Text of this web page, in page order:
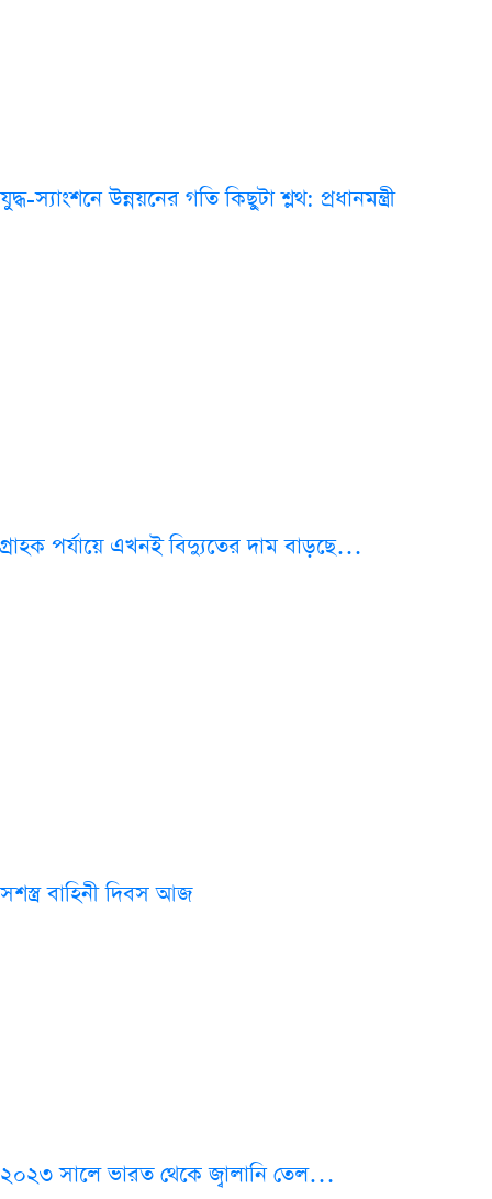
যুদ্ধ-স্যাংশনে উন্নয়নের গতি কিছুটা শ্লথ: প্রধানমন্ত্রী
গ্রাহক পর্যায়ে এখনই বিদ্যুতের দাম বাড়ছে…
সশস্ত্র বাহিনী দিবস আজ
২০২৩ সালে ভারত থেকে জ্বালানি তেল…